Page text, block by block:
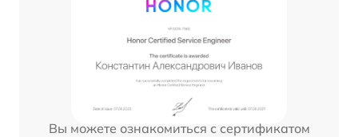
Вы можете ознакомиться с сертификатом